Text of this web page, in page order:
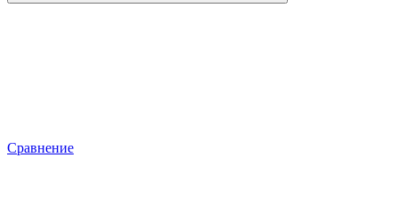
Сравнение